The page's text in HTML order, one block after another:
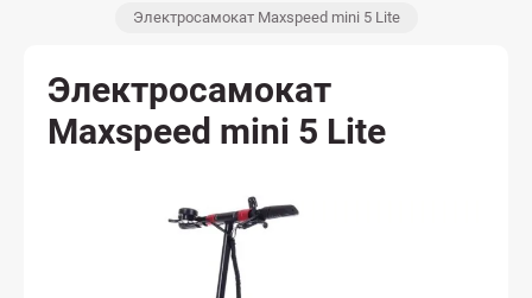
Электросамокат Maxspeed mini 5 Lite
Электросамокат
Maxspeed mini 5 Lite